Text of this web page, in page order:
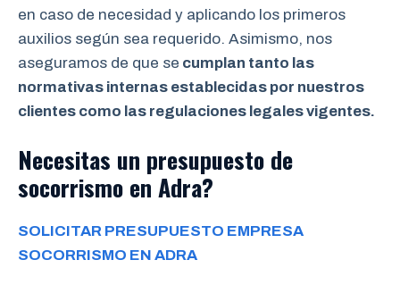
en caso de necesidad y aplicando los primeros
auxilios según sea requerido. Asimismo, nos
aseguramos de que se cumplan tanto las
normativas internas establecidas por nuestros
clientes como las regulaciones legales vigentes.
Necesitas un presupuesto de
socorrismo en Adra?
SOLICITAR PRESUPUESTO EMPRESA
SOCORRISMO EN ADRA